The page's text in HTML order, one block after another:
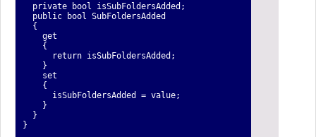
private bool isSubFoldersAdded;
public bool SubFoldersAdded
{
get
{
return isSubFoldersAdded;
}
set
{
isSubFoldersAdded = value;
}
}
}